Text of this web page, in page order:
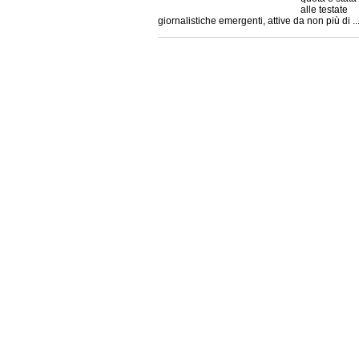
alle testate
giornalistiche emergenti, attive da non più di